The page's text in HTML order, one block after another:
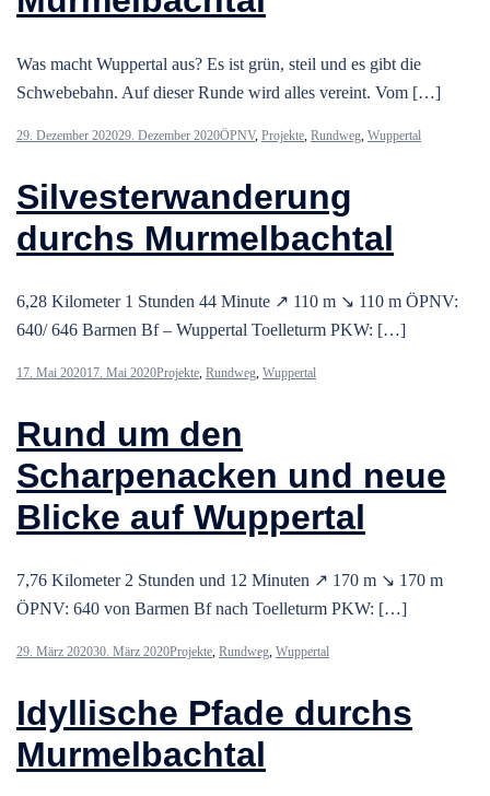
Was macht Wuppertal aus? Es ist grün, steil und es gibt die
Schwebebahn. Auf dieser Runde wird alles vereint. Vom […]
29. Dezember 202029. Dezember 2020ÖPNV, Projekte, Rundweg, Wuppertal
Silvesterwanderung
durchs Murmelbachtal
6,28 Kilometer 1 Stunden 44 Minute ↗ 110 m ↘ 110 m ÖPNV:
640/ 646 Barmen Bf – Wuppertal Toelleturm PKW: […]
17. Mai 202017. Mai 2020Projekte, Rundweg, Wuppertal
Rund um den
Scharpenacken und neue
Blicke auf Wuppertal
7,76 Kilometer 2 Stunden und 12 Minuten ↗ 170 m ↘ 170 m
ÖPNV: 640 von Barmen Bf nach Toelleturm PKW: […]
29. März 202030. März 2020Projekte, Rundweg, Wuppertal
Idyllische Pfade durchs
Murmelbachtal